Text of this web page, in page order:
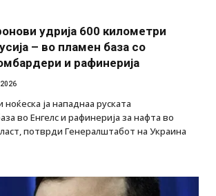
удрија 600 километри
– во пламен база со
и рафинерија
ја нападнаа руската
во Енгелс и рафинерија за нафта во
потврди Генералштабот на Украина